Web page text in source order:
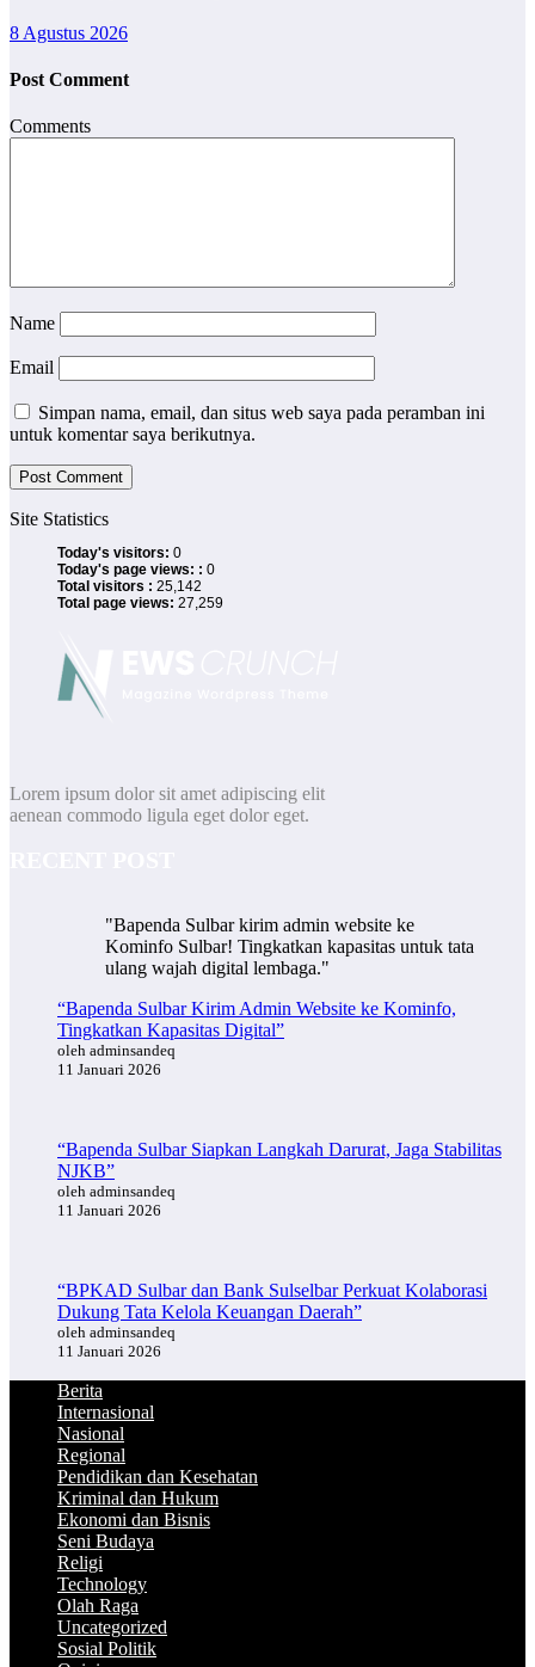
8 Agustus 2026
Post Comment
Comments
Name
Email
Simpan nama, email, dan situs web saya pada peramban ini
untuk komentar saya berikutnya.
Site Statistics
Today's visitors: 0
Today's page views: : 0
Total visitors : 25,142
Total page views: 27,259
Lorem ipsum dolor sit amet adipiscing elit
aenean commodo ligula eget dolor eget.
"Bapenda Sulbar kirim admin website ke
Kominfo Sulbar! Tingkatkan kapasitas untuk tata
ulang wajah digital lembaga."
“Bapenda Sulbar Kirim Admin Website ke Kominfo,
Tingkatkan Kapasitas Digital”
oleh adminsandeq
11 Januari 2026
“Bapenda Sulbar Siapkan Langkah Darurat, Jaga Stabilitas
NJKB”
oleh adminsandeq
11 Januari 2026
“BPKAD Sulbar dan Bank Sulselbar Perkuat Kolaborasi
Dukung Tata Kelola Keuangan Daerah”
oleh adminsandeq
11 Januari 2026
Berita
Internasional
Nasional
Regional
Pendidikan dan Kesehatan
Kriminal dan Hukum
Ekonomi dan Bisnis
Seni Budaya
Religi
Technology
Olah Raga
Uncategorized
Sosial Politik